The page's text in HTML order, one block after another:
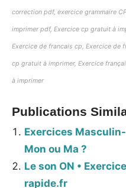
correction pdf, exercice grammaire
imprimer pdf, Exercice cp gratuit à
Exercice de francais cp, Exercice de
cp gratuit à imprimer, Exercice
à imprimer
Publications
Exercices
Mon ou Ma ?
Le son ON •
rapide.fr